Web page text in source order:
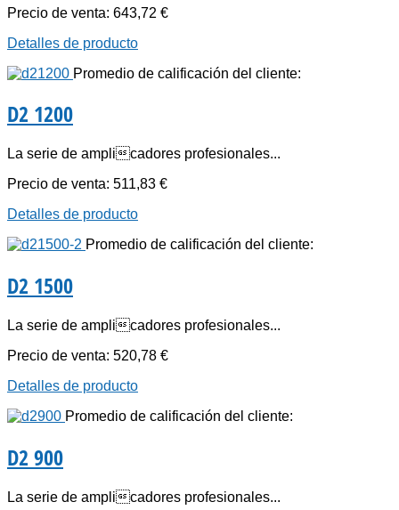
Precio de venta: 643,72 €
Detalles de producto
Promedio de calificación del cliente:
D2 1200
La serie de amplicadores profesionales...
Precio de venta: 511,83 €
Detalles de producto
Promedio de calificación del cliente:
D2 1500
La serie de amplicadores profesionales...
Precio de venta: 520,78 €
Detalles de producto
Promedio de calificación del cliente:
D2 900
La serie de amplicadores profesionales...